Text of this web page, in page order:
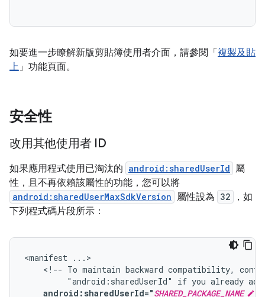
如要進一步瞭解新版剪貼簿使用者介面，請參閱「複製及貼
上 」功能頁面。
安全性
改用其他使用者 ID
如果應用程式使用已淘汰的 android:sharedUserId 屬
性，且不再依賴該屬性的功能，您可以將
android:sharedUserMaxSdkVersion 屬性設為 32
，如
下列程式碼片段所示：
<manifest
<!-- To maintain backward compatibility,
"android:sharedUserId"
if you already
android:sharedUserId="SHARED_PACKAGE_NAME